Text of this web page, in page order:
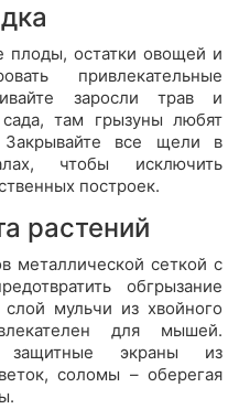
плоды, остатки овощей и
привлекательные
заросли трав и
там грызуны любят
Закрывайте все щели в
чтобы исключить
построек.
растений
металлической сеткой с
обгрызание
мульчи из хвойного
для мышей.
защитные экраны из
соломы – оберегая